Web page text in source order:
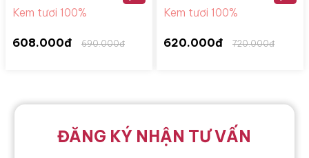
Kem tươi 100%
608.000đ 690.000đ
Kem tươi 100%
620.000đ 720.000đ
ĐĂNG KÝ NHẬN TƯ VẤN